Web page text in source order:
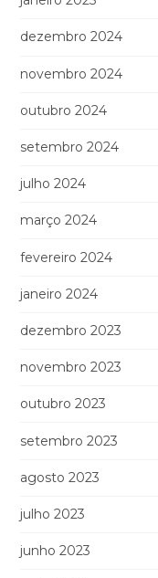
dezembro 2024
novembro 2024
outubro 2024
setembro 2024
julho 2024
março 2024
fevereiro 2024
janeiro 2024
dezembro 2023
novembro 2023
outubro 2023
setembro 2023
agosto 2023
julho 2023
junho 2023